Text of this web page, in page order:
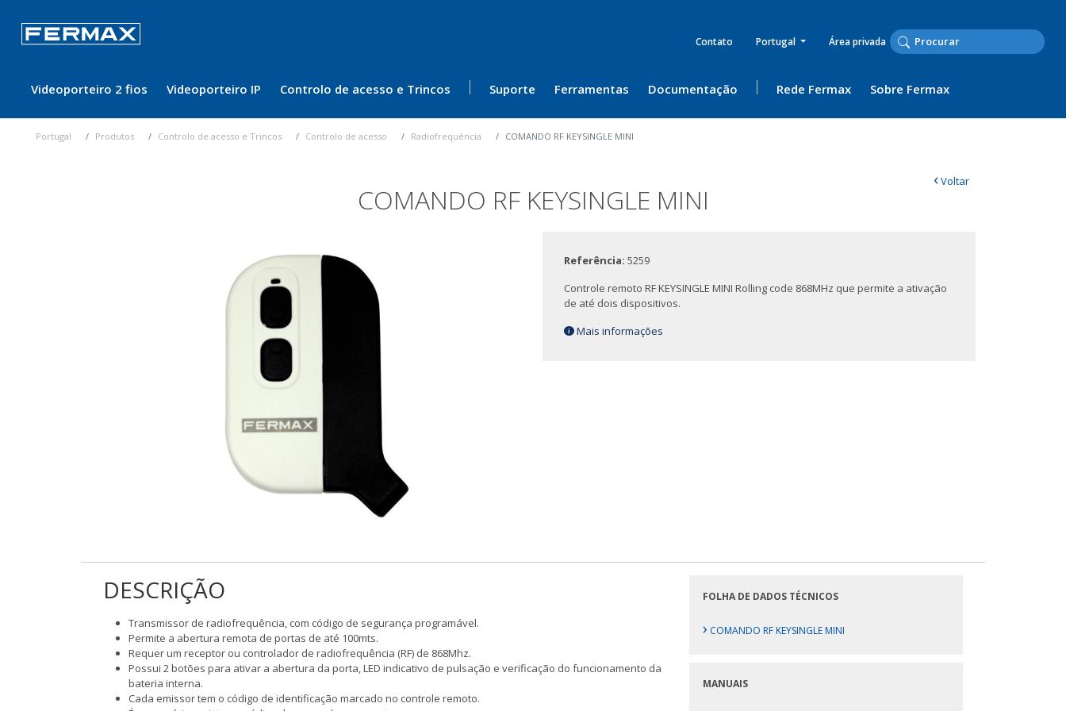
Contato Portugal Área privada
Videoporteiro 2 fios Videoporteiro IP Controlo de acesso e Trincos Suporte Ferramentas Documentação Rede Fermax Sobre Fermax
Portugal Produtos Controlo de acesso e Trincos Controlo de acesso Radiofrequência COMANDO RF KEYSINGLE MINI
COMANDO RF KEYSINGLE MINI
‹Voltar
Referência:5259
Controle remoto RF KEYSINGLE MINI Rolling code 868MHz que permite a ativação
de até dois dispositivos.
Mais informações
DESCRIÇÃO
Transmissor de radiofrequência, com código de segurança programável.
Permite a abertura remota de portas de até 100mts.
Requer um receptor ou controlador de radiofrequência (RF) de 868Mhz.
Possui 2 botões para ativar a abertura da porta, LED indicativo de pulsação e verificação do funcionamento da
bateria interna.
Cada emissor tem o código de identificação marcado no controle remoto.
FOLHA DE DADOS TÉCNICOS
› COMANDO RF KEYSINGLE MINI
MANUAIS